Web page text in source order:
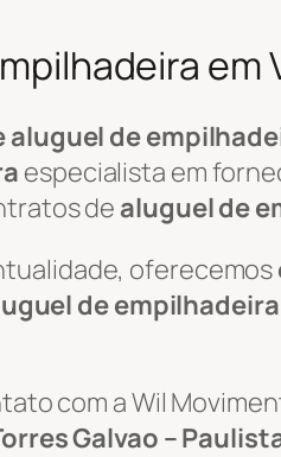
em
aluguel de
especialista em
de aluguel de
oferecemos
de
com a Wil
Galvao –